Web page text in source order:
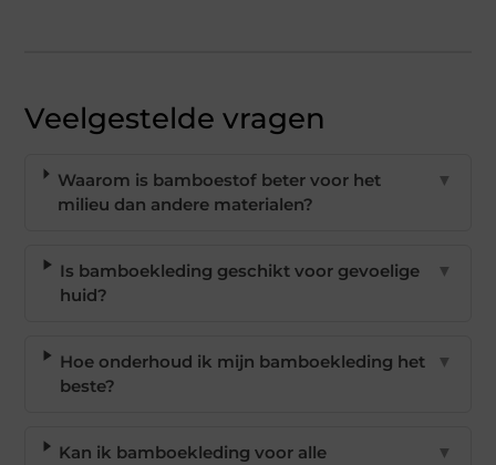
Veelgestelde vragen
Waarom is bamboestof beter voor het
milieu dan andere materialen?
▼
Is bamboekleding geschikt voor gevoelige
huid?
▼
Hoe onderhoud ik mijn bamboekleding het
beste?
▼
Kan ik bamboekleding voor alle
▼